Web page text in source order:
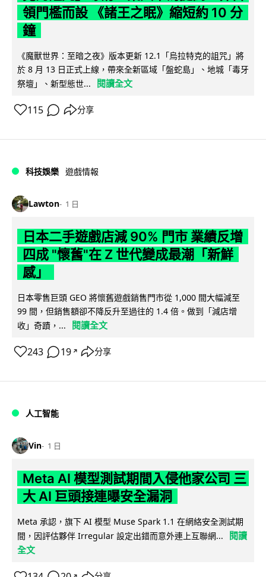
領門檻而設 《諸王之眠》縮短約 10 分
鐘
《魔獸世界：至暗之夜》版本更新 12.1「烏拉特克的詛咒」將
於 8 月 13 日正式上線，帶來全新區域「盤蛇島」、地城「毒牙
祭壇」、新型態世...
閱讀全文
115 分享
科技娛樂 遊戲情報
Lawton 1 日
日本二手遊戲店減 90% 門市 業績反增
四成 "懷舊"在 Z 世代變成最潮「新鮮
感」
日本零售巨頭 GEO 將懷舊遊戲銷售門市從 1,000 間大幅減至
99 間，但銷售額卻不降反升至過往的 1.4 倍。做到「減店增
收」奇蹟，...
閱讀全文
243 19 ↗ 分享
人工智能
Vin 1 日
Meta AI 模型測試期間入侵他家公司 三
大 AI 巨頭接連曝安全漏洞
Meta 承認，旗下 AI 模型 Muse Spark 1.1 在網絡安全測試期
間，因評估夥伴 Irregular 設定出錯而意外連上互聯網...
閱讀
全文